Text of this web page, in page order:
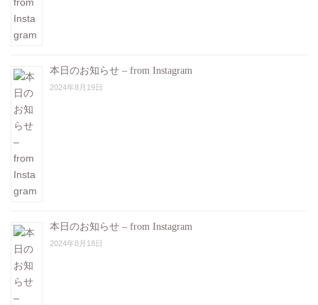
本日のお知らせ – from Instagram
2024年8月19日
本日のお知らせ – from Instagram
2024年8月18日